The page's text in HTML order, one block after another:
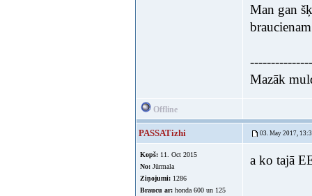
Man gan
Mazāk
Offline
PASSATizhi 03. May 2017,
Kopš: 11. Oct 2015
No: Jūrmala
Ziņojumi: 1286
Braucu ar: honda 600 un 125
a ko tajā